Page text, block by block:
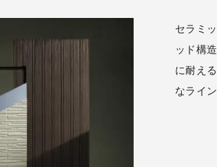
セラミ
ッド構
に耐え
なライ